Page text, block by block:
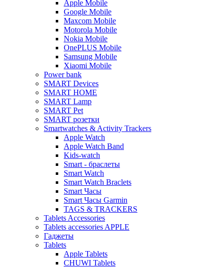
Apple Mobile
Google Mobile
Maxcom Mobile
Motorola Mobile
Nokia Mobile
OnePLUS Mobile
Samsung Mobile
Xiaomi Mobile
Power bank
SMART Devices
SMART HOME
SMART Lamp
SMART Pet
SMART розетки
Smartwatches & Activity Trackers
Apple Watch
Apple Watch Band
Kids-watch
Smart - браслеты
Smart Watch
Smart Watch Braclets
Smart Часы
Smart Часы Garmin
TAGS & TRACKERS
Tablets Accessories
Tablets accessories APPLE
Гаджеты
Tablets
Apple Tablets
CHUWI Tablets